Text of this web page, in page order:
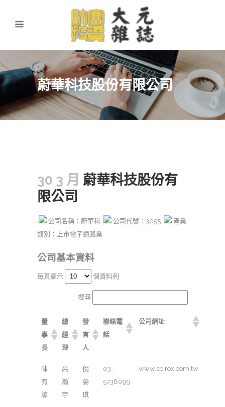
蔚華科技股份有限公司
30 3 月 蔚華科技股份有
限公司
公司名稱：蔚華科 公司代號：3055
產業
類別：上市電子通路業
公司基本資料
每頁顯示 個資料列
搜尋:
董
事
長
總
經
理
發
言
人
聯絡電
話
公司網址
陳
有
諒
高
瀚
宇
倪
嫈
琪
03-
5738099
www.spirox.com.tw